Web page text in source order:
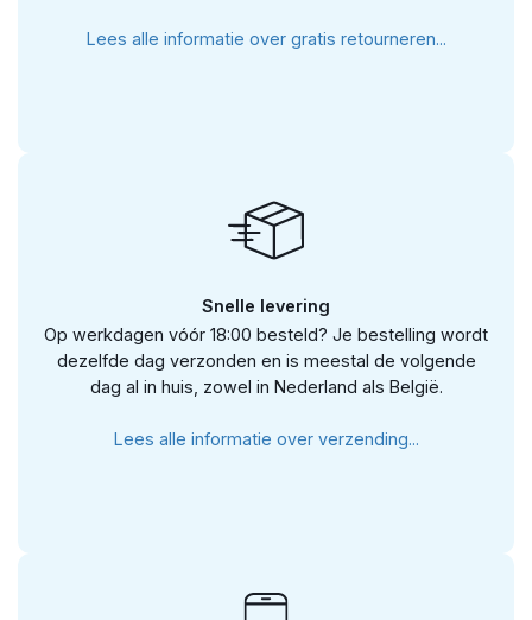
Lees alle informatie over gratis retourneren...
Snelle levering
Op werkdagen vóór 18:00 besteld? Je bestelling wordt
dezelfde dag verzonden en is meestal de volgende
dag al in huis, zowel in Nederland als België.
Lees alle informatie over verzending...